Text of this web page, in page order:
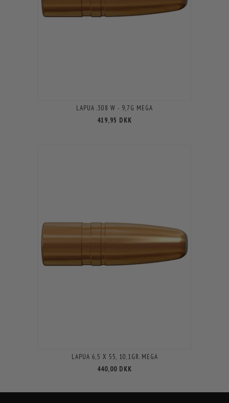
LAPUA .308 W - 9,7G MEGA
419,95 DKK
LAPUA 6,5 X 55, 10,1GR. MEGA
440,00 DKK